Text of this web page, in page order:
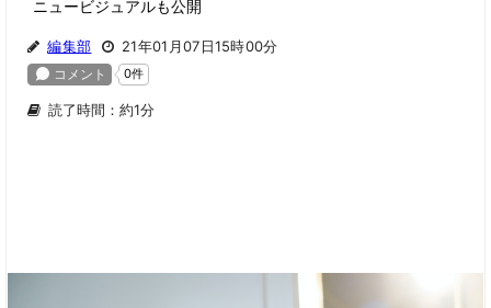
ニュービジュアルも公開
編集部 21年01月07日15時00分
読了時間：約1分